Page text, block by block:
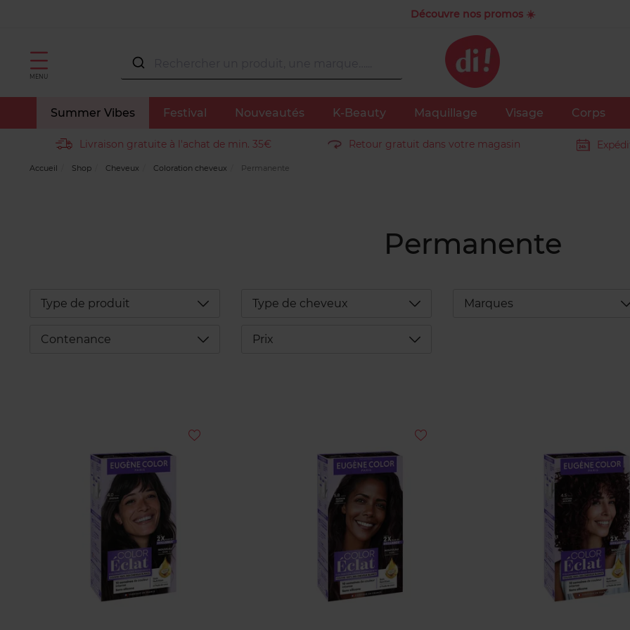
Découvre nos promos ☀️
MENU
Summer Vibes Festival Nouveautés K-Beauty Maquillage Visage Corps
Livraison gratuite à l'achat de min. 35€ Retour gratuit dans votre magasin
Accueil Shop Cheveux Coloration cheveux Permanente
Permanente
Type de produit Déplier Type de cheveux Déplier Marques
Contenance Déplier Prix Déplier